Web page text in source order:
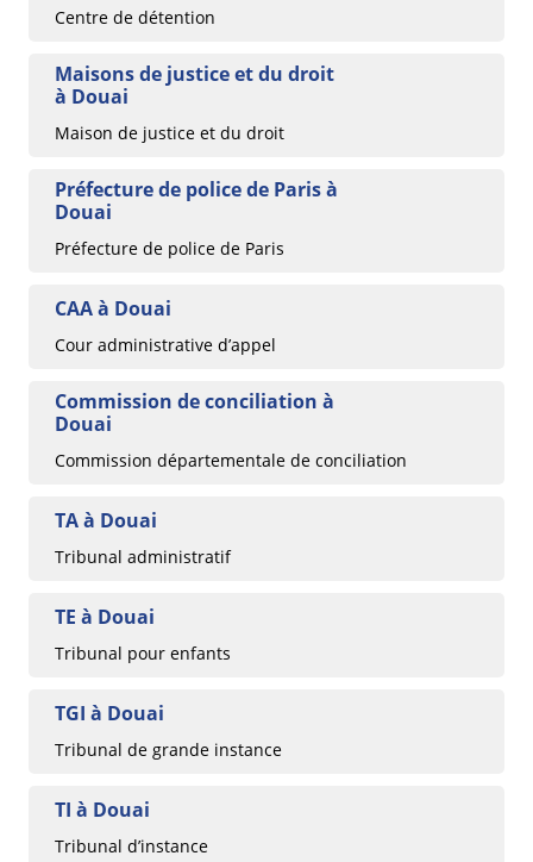
Centre de détention
Maisons de justice et du droit
à Douai
Maison de justice et du droit
Préfecture de police de Paris à
Douai
Préfecture de police de Paris
CAA à Douai
Cour administrative d’appel
Commission de conciliation à
Douai
Commission départementale de conciliation
TA à Douai
Tribunal administratif
TE à Douai
Tribunal pour enfants
TGI à Douai
Tribunal de grande instance
TI à Douai
Tribunal d’instance